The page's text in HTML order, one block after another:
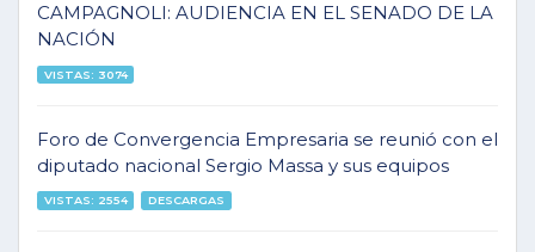
CAMPAGNOLI: AUDIENCIA EN EL SENADO DE LA
NACIÓN
VISTAS: 3074
Foro de Convergencia Empresaria se reunió con el
diputado nacional Sergio Massa y sus equipos
VISTAS: 2554 DESCARGAS